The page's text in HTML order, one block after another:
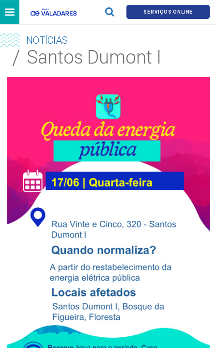
SERVIÇOS ONLINE
NOTÍCIAS
Santos Dumont I